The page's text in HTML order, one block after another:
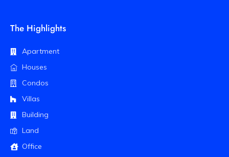
The Highlights
Apartment
Houses
Condos
Villas
Building
Land
Office